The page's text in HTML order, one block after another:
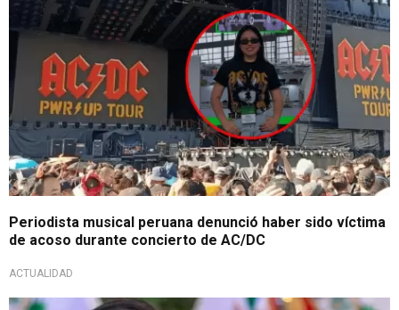
Periodista musical peruana denunció haber sido víctima
de acoso durante concierto de AC/DC
ACTUALIDAD